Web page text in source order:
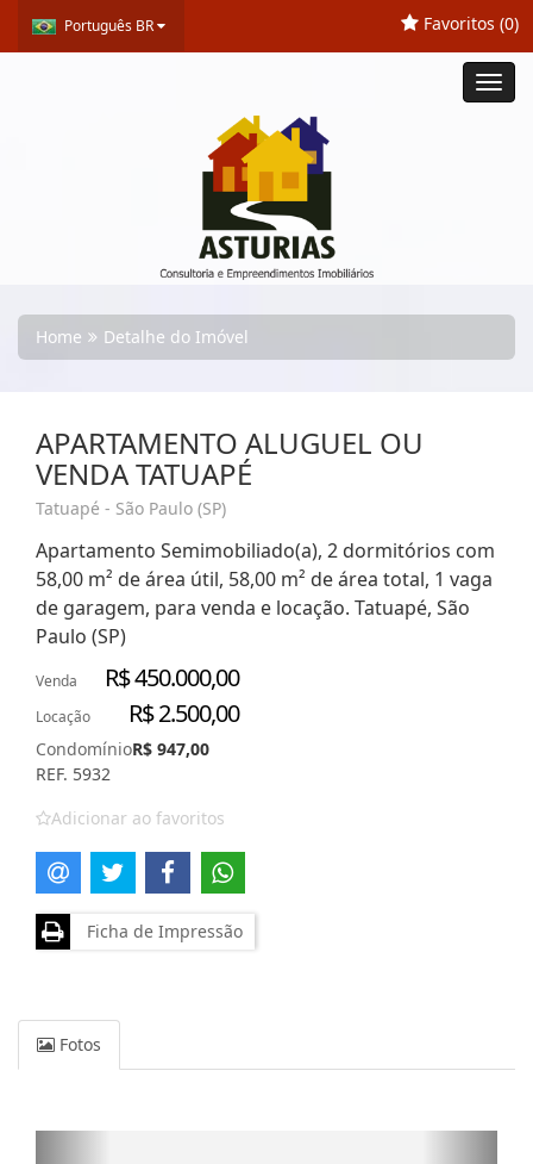
Português BR Favoritos (0)
Home Detalhe do Imóvel
APARTAMENTO ALUGUEL OU
VENDA TATUAPÉ
Tatuapé - São Paulo (SP)
Apartamento Semimobiliado(a), 2 dormitórios com
58,00 m² de área útil, 58,00 m² de área total, 1 vaga
de garagem, para venda e locação. Tatuapé, São
Paulo (SP)
Venda R$ 450.000,00
Locação R$ 2.500,00
CondomínioR$ 947,00
REF. 5932
Adicionar ao favoritos
Ficha de Impressão
Fotos